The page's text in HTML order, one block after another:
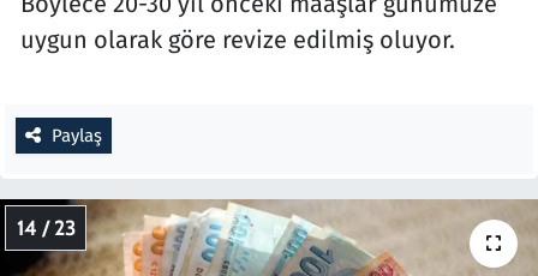
uygun olarak göre revize edilmiş oluyor.
Paylaş
14 / 23